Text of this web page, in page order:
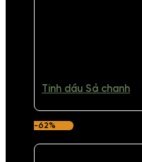
Tinh dầu Sả chanh
-62%